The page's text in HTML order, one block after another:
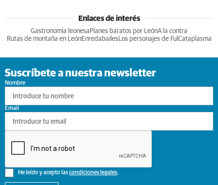
Enlaces de interés
Gastronomia leonesa Planes baratos por LeónA la contra
Rutas de montaña en LeónEnredabailesLos personajes de Ful Cataplasma
Suscríbete a nuestra newsletter
Nombre
He leído y acepto lascondiciones legales.
Email